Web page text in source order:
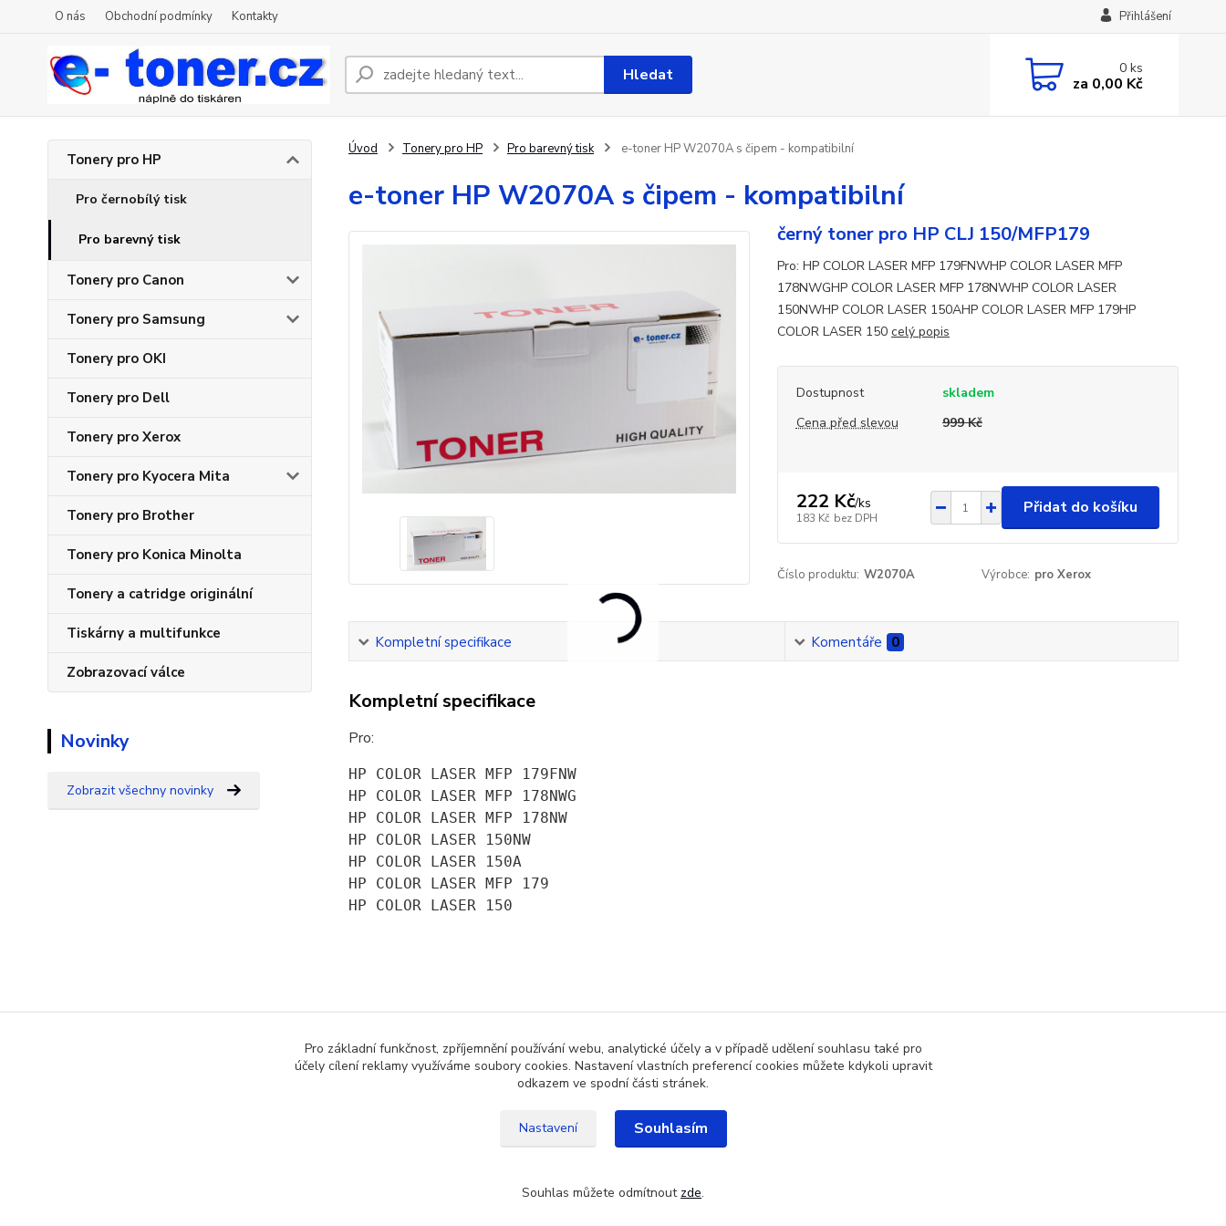
O nás Obchodní podmínky Kontakty Přihlášení
Hledat 0ks
za 0,00 Kč
Tonery pro HP
Pro černobílý tisk
Pro barevný tisk
Tonery pro Canon
Tonery pro Samsung
Tonery pro OKI
Tonery pro Dell
Tonery pro Xerox
Tonery pro Kyocera Mita
Tonery pro Brother
Tonery pro Konica Minolta
Tonery a catridge originální
Tiskárny a multifunkce
Zobrazovací válce
Novinky
Zobrazit všechny novinky
Úvod Tonery pro HP Pro barevný tisk e-toner HP W2070A s čipem - kompatibilní
e-toner HP W2070A s čipem - kompatibilní
černý toner pro HP CLJ 150/MFP179
Pro: HP COLOR LASER MFP 179FNWHP COLOR LASER MFP
178NWGHP COLOR LASER MFP 178NWHP COLOR LASER
150NWHP COLOR LASER 150AHP COLOR LASER MFP 179HP
COLOR LASER 150 celý popis
Dostupnost
skladem
Cena před slevou
999 Kč
222 Kč/ks
183 Kč bez DPH
Přidat do košíku
Číslo produktu: W2070A Výrobce: pro Xerox
Kompletní specifikace Komentáře 0
Kompletní specifikace
Pro:
HP COLOR LASER MFP 179FNW
HP COLOR LASER MFP 178NWG
HP COLOR LASER MFP 178NW
HP COLOR LASER 150NW
HP COLOR LASER 150A
HP COLOR LASER MFP 179
HP COLOR LASER 150
Tonery pro HP Pro barevný tisk
Pro základní funkčnost, zpříjemnění používání webu, analytické účely a v případě udělení souhlasu také pro
účely cílení reklamy využíváme soubory cookies. Nastavení vlastních preferencí cookies můžete kdykoli upravit
odkazem ve spodní části stránek.
Nastavení Souhlasím
Souhlas můžete odmítnout zde.